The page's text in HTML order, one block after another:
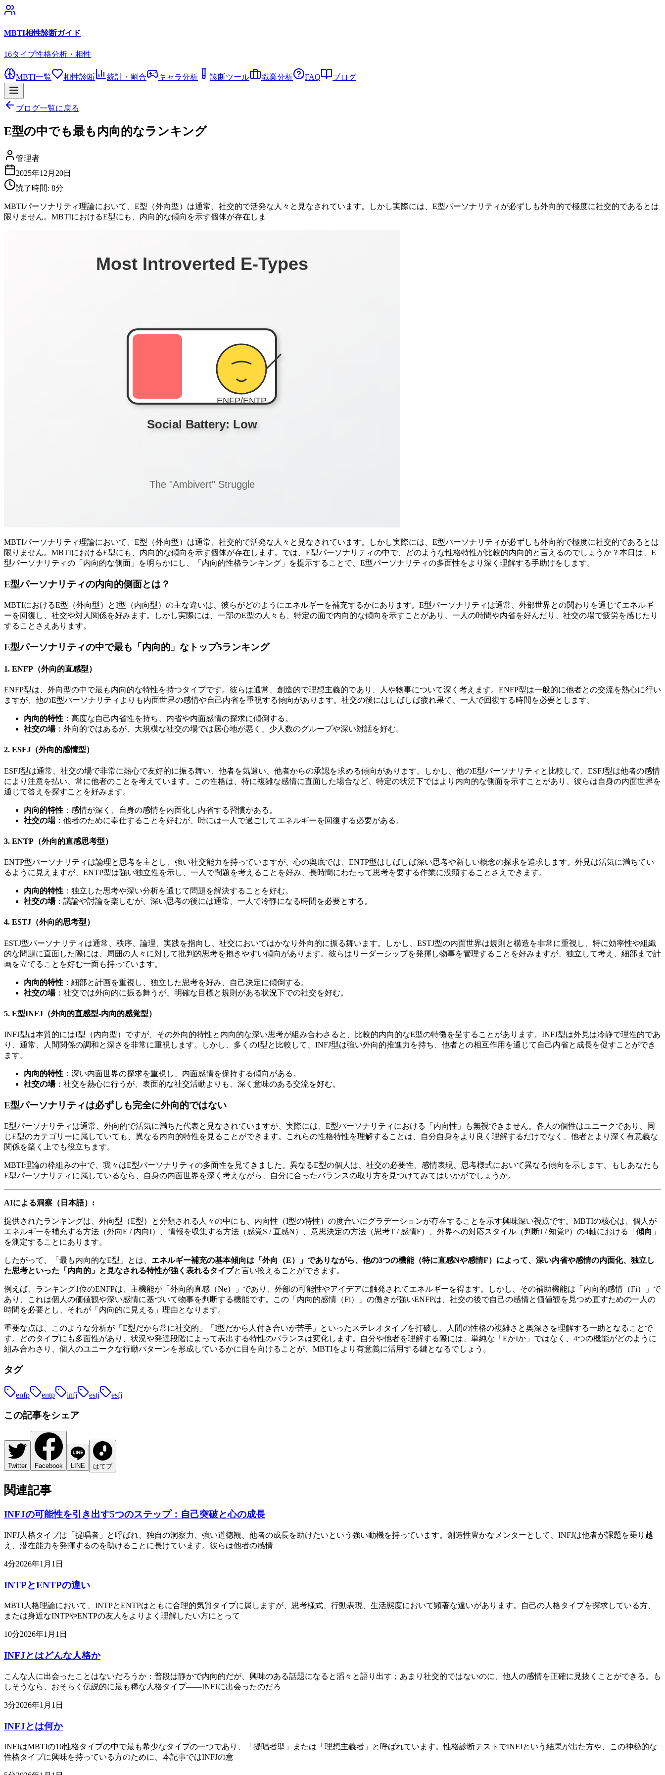
MBTI相性診断ガイド
16タイプ性格分析・相性
MBTI一覧 相性診断 統計・割合 キャラ分析 診断ツール 職業分析 FAQ ブログ
ブログ一覧に戻る
E型の中でも最も内向的なランキング
管理者
2025年12月20日
読了時間: 8分
MBTIパーソナリティ理論において、E型（外向型）は通常、社交的で活発な人々と見なされています。しかし実際には、E型パーソナリティが必ずしも外向的で極度に社交的であるとは
限りません。MBTIにおけるE型にも、内向的な傾向を示す個体が存在しま
MBTIパーソナリティ理論において、E型（外向型）は通常、社交的で活発な人々と見なされています。しかし実際には、E型パーソナリティが必ずしも外向的で極度に社交的であるとは
限りません。MBTIにおけるE型にも、内向的な傾向を示す個体が存在します。では、E型パーソナリティの中で、どのような性格特性が比較的内向的と言えるのでしょうか？本日は、E
型パーソナリティの「内向的な側面」を明らかにし、「内向的性格ランキング」を提示することで、E型パーソナリティの多面性をより深く理解する手助けをします。
E型パーソナリティの内向的側面とは？
MBTIにおけるE型（外向型）とI型（内向型）の主な違いは、彼らがどのようにエネルギーを補充するかにあります。E型パーソナリティは通常、外部世界との関わりを通じてエネルギ
ーを回復し、社交や対人関係を好みます。しかし実際には、一部のE型の人々も、特定の面で内向的な傾向を示すことがあり、一人の時間や内省を好んだり、社交の場で疲労を感じたり
することさえあります。
E型パーソナリティの中で最も「内向的」なトップ5ランキング
1. ENFP（外向的直感型）
ENFP型は、外向型の中で最も内向的な特性を持つタイプです。彼らは通常、創造的で理想主義的であり、人や物事について深く考えます。ENFP型は一般的に他者との交流を熱心に行い
ますが、他のE型パーソナリティよりも内面世界の感情や自己内省を重視する傾向があります。社交の後にはしばしば疲れ果て、一人で回復する時間を必要とします。
内向的特性 ：高度な自己内省性を持ち、内省や内面感情の探求に傾倒する。
社交の場：外向的ではあるが、大規模な社交の場では居心地が悪く、少人数のグループや深い対話を好む。
2. ESFJ（外向的感情型）
ESFJ型は通常、社交の場で非常に熱心で友好的に振る舞い、他者を気遣い、他者からの承認を求める傾向があります。しかし、他のE型パーソナリティと比較して、ESFJ型は他者の感情
により注意を払い、常に他者のことを考えています。この性格は、特に複雑な感情に直面した場合など、特定の状況下ではより内向的な側面を示すことがあり、彼らは自身の内面世界を
通じて答えを探すことを好みます。
内向的特性 ：感情が深く、自身の感情を内面化し内省する習慣がある。
社交の場：他者のために奉仕することを好むが、時には一人で過ごしてエネルギーを回復する必要がある。
3. ENTP（外向的直感思考型）
ENTP型パーソナリティは論理と思考を主とし、強い社交能力を持っていますが、心の奥底では、ENTP型はしばしば深い思考や新しい概念の探求を追求します。外見は活気に満ちてい
るように見えますが、ENTP型は強い独立性を示し、一人で問題を考えることを好み、長時間にわたって思考を要する作業に没頭することさえできます。
内向的特性 ：独立した思考や深い分析を通じて問題を解決することを好む。
社交の場：議論や討論を楽しむが、深い思考の後には通常、一人で冷静になる時間を必要とする。
4. ESTJ（外向的思考型）
ESTJ型パーソナリティは通常、秩序、論理、実践を指向し、社交においてはかなり外向的に振る舞います。しかし、ESTJ型の内面世界は規則と構造を非常に重視し、特に効率性や組織
的な問題に直面した際には、周囲の人々に対して批判的思考を抱きやすい傾向があります。彼らはリーダーシップを発揮し物事を管理することを好みますが、独立して考え、細部まで計
画を立てることを好む一面も持っています。
内向的特性 ：細部と計画を重視し、独立した思考を好み、自己決定に傾倒する。
社交の場：社交では外向的に振る舞うが、明確な目標と規則がある状況下での社交を好む。
5. E型INFJ（外向的直感型-内向的感覚型）
INFJ型は本質的にはI型（内向型）ですが、その外向的特性と内向的な深い思考が組み合わさると、比較的内向的なE型の特徴を呈することがあります。INFJ型は外見は冷静で理性的であ
り、通常、人間関係の調和と深さを非常に重視します。しかし、多くのI型と比較して、INFJ型は強い外向的推進力を持ち、他者との相互作用を通じて自己内省と成長を促すことができ
ます。
内向的特性 ：深い内面世界の探求を重視し、内面感情を保持する傾向がある。
社交の場：社交を熱心に行うが、表面的な社交活動よりも、深く意味のある交流を好む。
E型パーソナリティは必ずしも完全に外向的ではない
E型パーソナリティは通常、外向的で活気に満ちた代表と見なされていますが、実際には、E型パーソナリティにおける「内向性」も無視できません。各人の個性はユニークであり、同
じE型のカテゴリーに属していても、異なる内向的特性を見ることができます。これらの性格特性を理解することは、自分自身をより良く理解するだけでなく、他者とより深く有意義な
関係を築く上でも役立ちます。
MBTI理論の枠組みの中で、我々はE型パーソナリティの多面性を見てきました。異なるE型の個人は、社交の必要性、感情表現、思考様式において異なる傾向を示します。もしあなたも
E型パーソナリティに属しているなら、自身の内面世界を深く考えながら、自分に合ったバランスの取り方を見つけてみてはいかがでしょうか。
AIによる洞察（日本語）:
提供されたランキングは、外向型（E型）と分類される人々の中にも、内向性（I型の特性）の度合いにグラデーションが存在することを示す興味深い視点です。MBTIの核心は、個人が
エネルギーを補充する方法（外向E / 内向I）、情報を収集する方法（感覚S / 直感N）、意思決定の方法（思考T / 感情F）、外界への対応スタイル（判断J / 知覚P）の4軸における「 傾向 」
を測定することにあります。
したがって、「最も内向的なE型」とは、 エネルギー補充の基本傾向は「外向（E）」でありながら、他の3つの機能（特に直感Nや感情F）によって、深い内省や感情の内面化、独立し
た思考といった「内向的」と見なされる特性が強く表れるタイプと言い換えることができます。
例えば、ランキング1位のENFPは、主機能が「外向的直感（Ne）」であり、外部の可能性やアイデアに触発されてエネルギーを得ます。しかし、その補助機能は「内向的感情（Fi）」で
あり、これは個人の価値観や深い感情に基づいて物事を判断する機能です。この「内向的感情（Fi）」の働きが強いENFPは、社交の後で自己の感情と価値観を見つめ直すための一人の
時間を必要とし、それが「内向的に見える」理由となります。
重要な点は、このような分析が「E型だから常に社交的」「I型だから人付き合いが苦手」といったステレオタイプを打破し、人間の性格の複雑さと奥深さを理解する一助となることで
す。どのタイプにも多面性があり、状況や発達段階によって表出する特性のバランスは変化します。自分や他者を理解する際には、単純な「EかIか」ではなく、4つの機能がどのように
組み合わさり、個人のユニークな行動パターンを形成しているかに目を向けることが、MBTIをより有意義に活用する鍵となるでしょう。
タグ
enfp entp infj estj esfj
この記事をシェア
Twitter Facebook LINE はてブ
関連記事
INFJの可能性を引き出す5つのステップ：自己突破と心の成長
INFJ人格タイプは「提唱者」と呼ばれ、独自の洞察力、強い道徳観、他者の成長を助けたいという強い動機を持っています。創造性豊かなメンターとして、INFJは他者が課題を乗り越
え、潜在能力を発揮するのを助けることに長けています。彼らは他者の感情
4分2026年1月1日
INTPとENTPの違い
MBTI人格理論において、INTPとENTPはともに合理的気質タイプに属しますが、思考様式、行動表現、生活態度において顕著な違いがあります。自己の人格タイプを探求している方、
または身近なINTPやENTPの友人をよりよく理解したい方にとって
10分2026年1月1日
INFJとはどんな人格か
こんな人に出会ったことはないだろうか：普段は静かで内向的だが、興味のある話題になると滔々と語り出す；あまり社交的ではないのに、他人の感情を正確に見抜くことができる。も
しそうなら、おそらく伝説的に最も稀な人格タイプ——INFJに出会ったのだろ
3分2026年1月1日
INFJとは何か
INFJはMBTIの16性格タイプの中で最も希少なタイプの一つであり、「提唱者型」または「理想主義者」と呼ばれています。性格診断テストでINFJという結果が出た方や、この神秘的な
性格タイプに興味を持っている方のために、本記事ではINFJの意